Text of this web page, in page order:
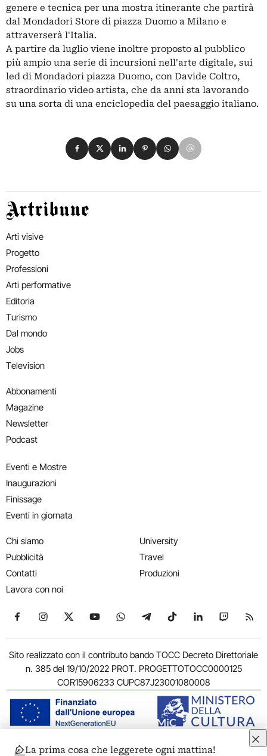
genere e tecnica per una mostra itinerante che partirà
dal Mondadori Store di piazza Duomo a Milano e
attraverserà l'Italia.
A partire da luglio viene inoltre proposto al pubblico
più ampio una serie di incursioni nell'arte digitale, sui
led di Mondadori piazza Duomo, con Davide Coltro,
straordinario video artista, che da anni sta lavorando
su una sorta di una enciclopedia del paesaggio italiano.
Condividi su Facebook
Condividi su X
Condividi su LinkedIn
Condividi su Pinterest
Condividi su WhatsApp
Condividi su Email
Artribune
Arti visive
Progetto
Professioni
Arti performative
Editoria
Turismo
Dal mondo
Jobs
Television
Abbonamenti
Magazine
Newsletter
Podcast
Eventi e Mostre
Inaugurazioni
Finissage
Eventi in giornata
Chi siamo
Pubblicità
Contatti
Lavora con noi
University
Travel
Produzioni
Seguici su Facebook
Seguici su Instagram
Seguici su X
Seguici su YouTube
Seguici su WhatsApp
Seguici su Telegram
Seguici su TikTok
Seguici su
Seguici
Sito realizzato con il contributo bando TOCC Decreto Direttoriale
n. 385 del 19/10/2022 PROT. PROGETTOTOCC0000125
COR15906233 CUPC87J23001080008
© 2011-2026 ARTRIBUNE srl – Corso Vittorio Emanuele II, 287 –
La prima cosa che leggerete ogni mattina!